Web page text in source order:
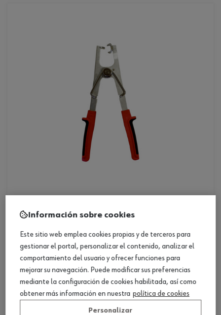
mordaza sujeción arandelas seg. 1p
mordaza sujeción arandelas seg. 1p
Loading...
Información sobre cookies
Este sitio web emplea cookies propias y de terceros para
gestionar el portal, personalizar el contenido, analizar el
comportamiento del usuario y ofrecer funciones para
mejorar su navegación. Puede modificar sus preferencias
mediante la configuración de cookies habilitada, así como
obtener más información en nuestra política de cookies
Personalizar